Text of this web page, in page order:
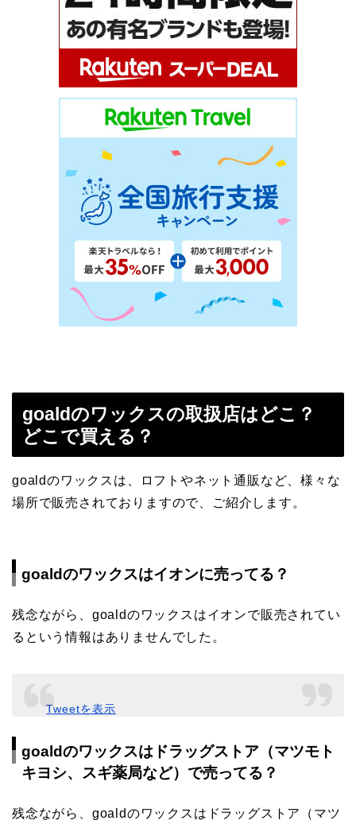
goaldのワックスの取扱店はどこ？
どこで買える？
goaldのワックスは、ロフトやネット通販など、様々な
場所で販売されておりますので、ご紹介します。
goaldのワックスはイオンに売ってる？
残念ながら、goaldのワックスはイオンで販売されてい
るという情報はありませんでした。
Tweetを表示
goaldのワックスはドラッグストア（マツモト
キヨシ、スギ薬局など）で売ってる？
残念ながら、goaldのワックスはドラッグストア（マツ